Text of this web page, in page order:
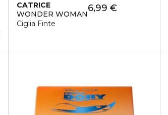
CATRICE
WONDER WOMAN
Ciglia Finte
6,99 €